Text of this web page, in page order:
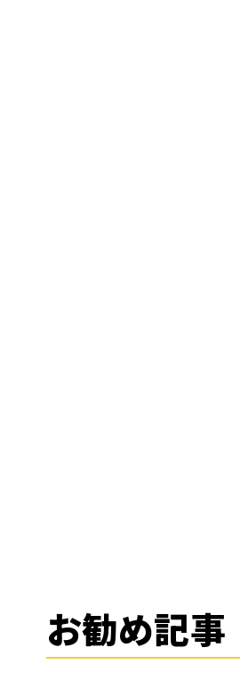
お勧め記事